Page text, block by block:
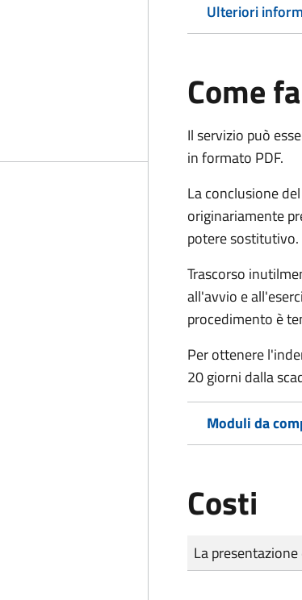
Ulteriori
Come
Il servizio può
in formato PDF.
La conclusione
originariamente
potere sostitutivo.
Trascorso
all'avvio e
procedimento è
Per ottenere
20 giorni dalla
Moduli da
Costi
Tipo di
Importo
La